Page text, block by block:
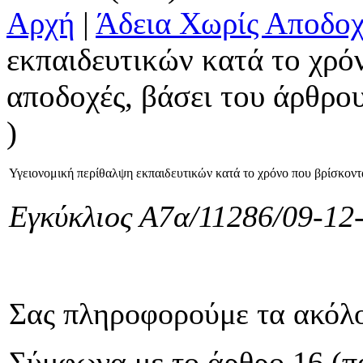
Αρχή | Άδεια Χωρίς
εκπαιδευτικών κατά το
αποδοχές, βάσει του
)
Υγειονομική περίθαλψη εκπαιδευτικών κατά το χρόνο που
Εγκύκλιος Α7α/11286/09-
Σας πληροφορούμε τα